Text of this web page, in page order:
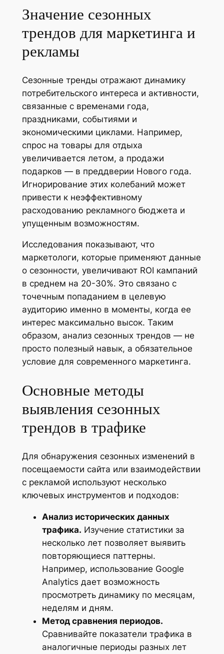
Значение сезонных
трендов для маркетинга и
рекламы
Сезонные тренды отражают динамику
потребительского интереса и активности,
связанные с временами года,
праздниками, событиями и
экономическими циклами. Например,
спрос на товары для отдыха
увеличивается летом, а продажи
подарков — в преддверии Нового года.
Игнорирование этих колебаний может
привести к неэффективному
расходованию рекламного бюджета и
упущенным возможностям.
Исследования показывают, что
маркетологи, которые применяют данные
о сезонности, увеличивают ROI кампаний
в среднем на 20-30%. Это связано с
точечным попаданием в целевую
аудиторию именно в моменты, когда ее
интерес максимально высок. Таким
образом, анализ сезонных трендов — не
просто полезный навык, а обязательное
условие для современного маркетинга.
Основные методы
выявления сезонных
трендов в трафике
Для обнаружения сезонных изменений в
посещаемости сайта или взаимодействии
с рекламой используют несколько
ключевых инструментов и подходов:
Анализ исторических данных
трафика. Изучение статистики за
несколько лет позволяет выявить
повторяющиеся паттерны.
Например, использование Google
Analytics дает возможность
просмотреть динамику по месяцам,
неделям и дням.
Метод сравнения периодов.
Сравнивайте показатели трафика в
аналогичные периоды разных лет